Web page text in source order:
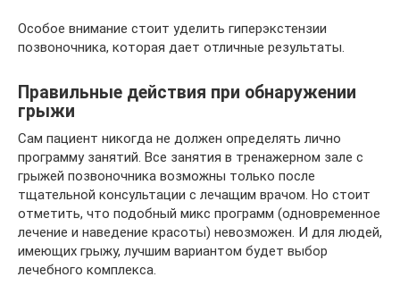
Особое внимание стоит уделить гиперэкстензии
позвоночника, которая дает отличные результаты.
Правильные действия при обнаружении
грыжи
Сам пациент никогда не должен определять лично
программу занятий. Все занятия в тренажерном зале с
грыжей позвоночника возможны только после
тщательной консультации с лечащим врачом. Но стоит
отметить, что подобный микс программ (одновременное
лечение и наведение красоты) невозможен. И для людей,
имеющих грыжу, лучшим вариантом будет выбор
лечебного комплекса.